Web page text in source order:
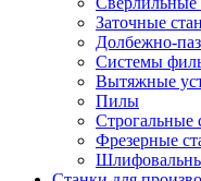
Заточные
Долбежно-
Системы
Вытяжные
Пилы
Строгальные
Фрезерные